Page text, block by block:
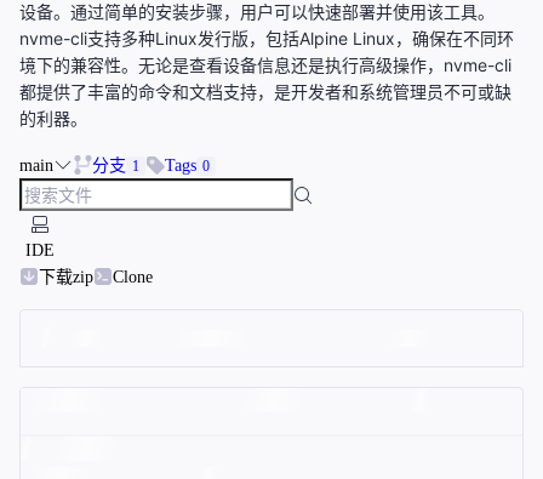
设备。通过简单的安装步骤，用户可以快速部署并使用该工具。
nvme-cli支持多种Linux发行版，包括Alpine Linux，确保在不同环
境下的兼容性。无论是查看设备信息还是执行高级操作，nvme-cli
都提供了丰富的命令和文档支持，是开发者和系统管理员不可或缺
的利器。
main 分支 1 Tags 0
IDE
下载zip
Clone